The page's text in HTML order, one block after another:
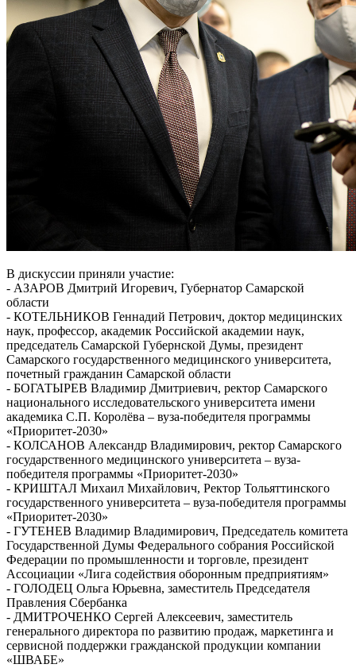
В дискуссии приняли участие:
- АЗАРОВ Дмитрий Игоревич, Губернатор Самарской
области
- КОТЕЛЬНИКОВ Геннадий Петрович, доктор медицинских
наук, профессор, академик Российской академии наук,
председатель Самарской Губернской Думы, президент
Самарского государственного медицинского университета,
почетный гражданин Самарской области
- БОГАТЫРЕВ Владимир Дмитриевич, ректор Самарского
национального исследовательского университета имени
академика С.П. Королёва – вуза-победителя программы
«Приоритет-2030»
- КОЛСАНОВ Александр Владимирович, ректор Самарского
государственного медицинского университета – вуза-
победителя программы «Приоритет-2030»
- КРИШТАЛ Михаил Михайлович, Ректор Тольяттинского
государственного университета – вуза-победителя программы
«Приоритет-2030»
- ГУТЕНЕВ Владимир Владимирович, Председатель комитета
Государственной Думы Федерального собрания Российской
Федерации по промышленности и торговле, президент
Ассоциации «Лига содействия оборонным предприятиям»
- ГОЛОДЕЦ Ольга Юрьевна, заместитель Председателя
Правления Сбербанка
- ДМИТРОЧЕНКО Сергей Алексеевич, заместитель
генерального директора по развитию продаж, маркетинга и
сервисной поддержки гражданской продукции компании
«ШВАБЕ»